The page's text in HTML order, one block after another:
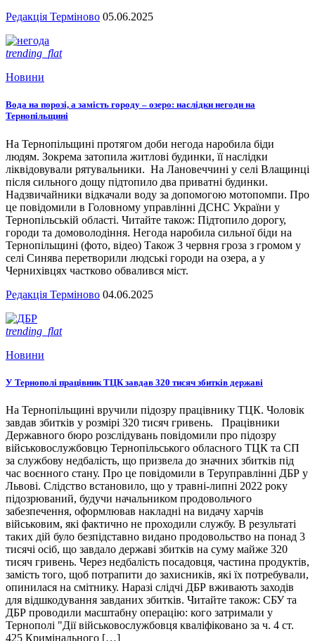
Редакція Терміново 05.06.2025
trending_flat
Новини
Вода на порозі, а замість городу – озеро: наслідки негоди на
Тернопільщині
На Тернопільщині протягом доби негода наробила біди
людям. Зокрема затопила житлові будинки, її наслідки
ліквідовували рятувальники. На Лановеччині у селі Влащинці
після сильного дощу підтопило два приватні будинки.
Надзвичайники відкачали воду за допомогою мотопомпи. Про
це повідомили в Головному управлінні ДСНС України у
Тернопільській області. Читайте також: Підтопило дорогу,
городи та домоволодіння. Негода наробила сильної біди на
Тернопільщині (фото, відео) Також 3 червня гроза з громом у
селі Синява перетворили людські городи на озера, а у
Чернихівцях частково обвалився міст.
Редакція Терміново 04.06.2025
trending_flat
Новини
У Тернополі працівник ТЦК завдав 320 тисяч збитків державі
На Тернопільщині вручили підозру працівнику ТЦК. Чоловік
завдав збитків у розмірі 320 тисяч гривень. Працівники
Державного бюро розслідувань повідомили про підозру
військовослужбовцю Тернопільського обласного ТЦК та СП
за службову недбалість, що призвела до значних збитків під
час воєнного стану. Про це повідомили в Теруправлінні ДБР у
Львові. Слідство встановило, що у травні-липні 2022 року
підозрюваний, будучи начальником продовольчого
забезпечення, оформлював накладні на видачу харчів
військовим, які фактично не проходили службу. В результаті
таких дій було безпідставно видано продовольство на понад 3
тисячі осіб, що завдало державі збитків на суму майже 320
тисяч гривень. Через недбалість посадовця, частина продуктів,
замість того, щоб потрапити до захисників, які їх потребували,
опинилася на смітнику. Наразі слідчі ДБР вживають заходів
для відшкодування завданих збитків. Читайте також: СБУ та
ДБР проводили масштабну операцію: кого затримали у
Тернополі "Дії військовослужбовця кваліфіковано за ч. 4 ст.
425 Кримінального […]